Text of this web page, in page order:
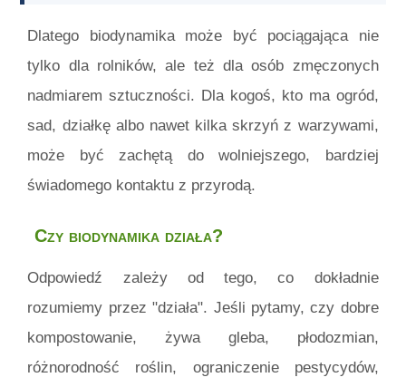
Dlatego biodynamika może być pociągająca nie
tylko dla rolników, ale też dla osób zmęczonych
nadmiarem sztuczności. Dla kogoś, kto ma ogród,
sad, działkę albo nawet kilka skrzyń z warzywami,
może być zachętą do wolniejszego, bardziej
świadomego kontaktu z przyrodą.
Czy biodynamika działa?
Odpowiedź zależy od tego, co dokładnie
rozumiemy przez "działa". Jeśli pytamy, czy dobre
kompostowanie, żywa gleba, płodozmian,
różnorodność roślin, ograniczenie pestycydów,